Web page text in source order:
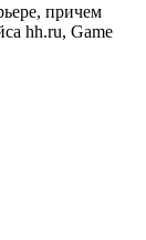
причем
hh.ru, Game